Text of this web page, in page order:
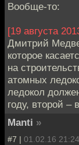
Вообще-то:
[19 августа
Дмитрий
которое
на
атомных
ледокол
году, второй –
Manti »
#7 | 01.02.16 21:24